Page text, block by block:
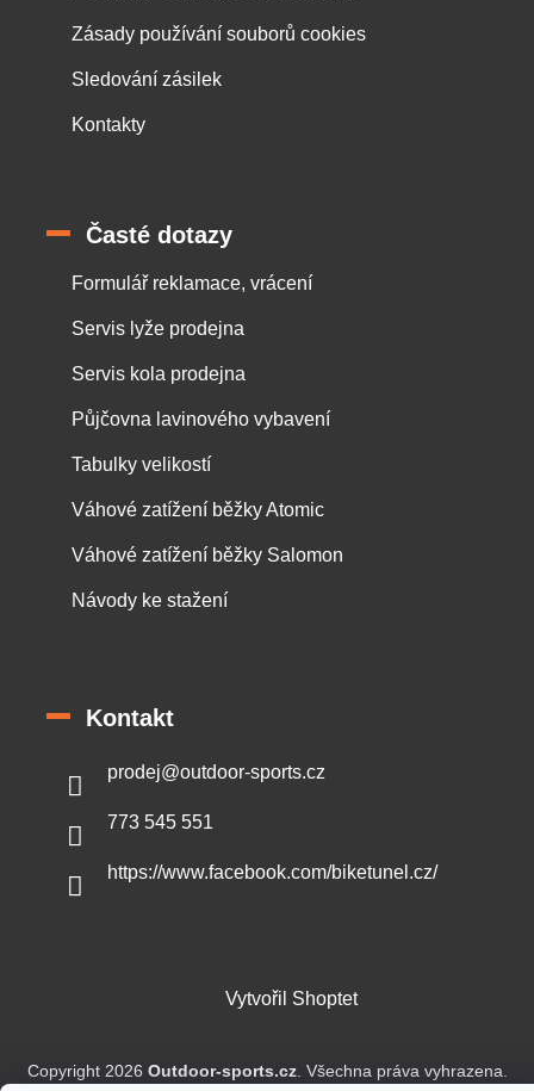
Zásady používání souborů cookies
Sledování zásilek
Kontakty
Časté dotazy
Formulář reklamace, vrácení
Servis lyže prodejna
Servis kola prodejna
Půjčovna lavinového vybavení
Tabulky velikostí
Váhové zatížení běžky Atomic
Váhové zatížení běžky Salomon
Návody ke stažení
Kontakt
prodej@outdoor-sports.cz
773 545 551
https://www.facebook.com/biketunel.cz/
Vytvořil Shoptet
Copyright 2026 Outdoor-sports.cz. Všechna práva vyhrazena.